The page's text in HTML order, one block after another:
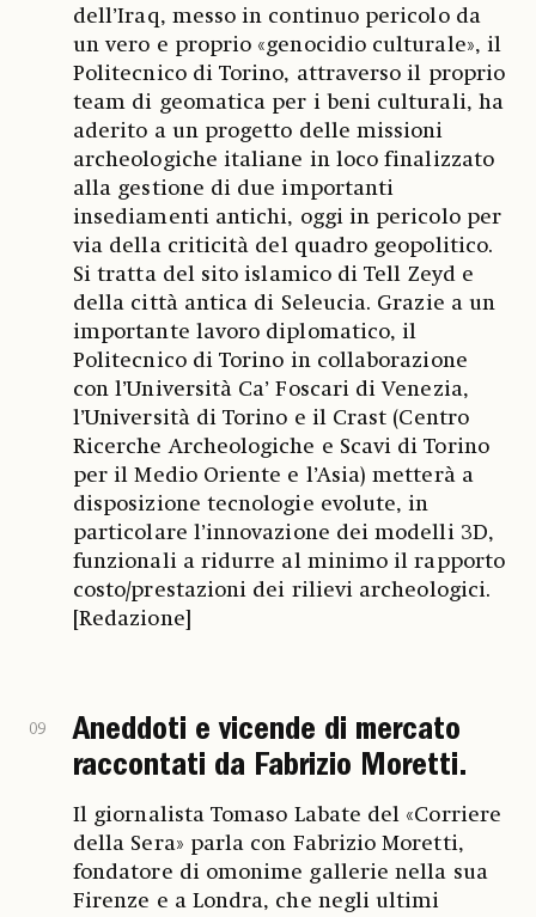
dell’Iraq, messo in continuo pericolo da
un vero e proprio «genocidio culturale», il
Politecnico di Torino, attraverso il proprio
team di geomatica per i beni culturali, ha
aderito a un progetto delle missioni
archeologiche italiane in loco finalizzato
alla gestione di due importanti
insediamenti antichi, oggi in pericolo per
via della criticità del quadro geopolitico.
Si tratta del sito islamico di Tell Zeyd e
della città antica di Seleucia. Grazie a un
importante lavoro diplomatico, il
Politecnico di Torino in collaborazione
con l’Università Ca’ Foscari di Venezia,
l’Università di Torino e il Crast (Centro
Ricerche Archeologiche e Scavi di Torino
per il Medio Oriente e l’Asia) metterà a
disposizione tecnologie evolute, in
particolare l’innovazione dei modelli 3D,
funzionali a ridurre al minimo il rapporto
costo/prestazioni dei rilievi archeologici.
[Redazione]
09
Aneddoti e vicende di mercato
raccontati da Fabrizio Moretti.
Il giornalista Tomaso Labate del «Corriere
della Sera» parla con Fabrizio Moretti,
fondatore di omonime gallerie nella sua
Firenze e a Londra, che negli ultimi